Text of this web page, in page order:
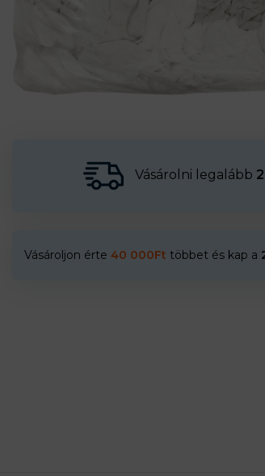
Vásárolni legalább
Vásároljon érte 40 000Ft többet és kap a